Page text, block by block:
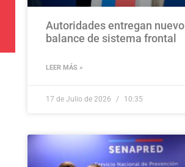
Autoridades entregan nuevo
balance de sistema frontal
LEER MÁS »
17 de Julio de 2026 10:35